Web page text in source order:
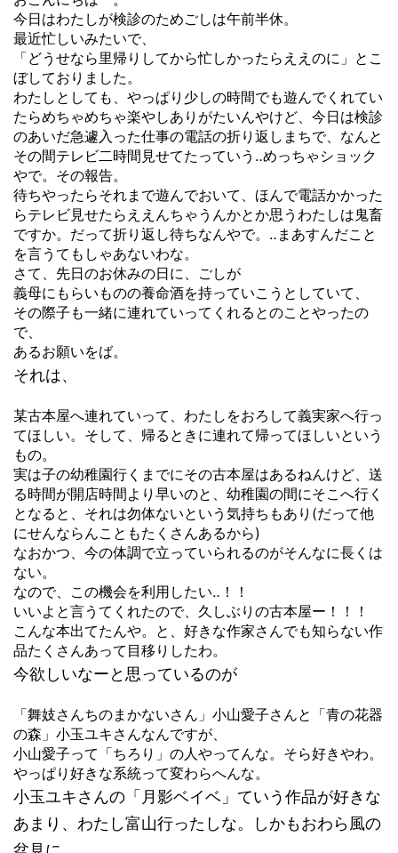
今日はわたしが検診のためごしは午前半休。
最近忙しいみたいで、
「どうせなら里帰りしてから忙しかったらええのに」とこ
ぼしておりました。
わたしとしても、やっぱり少しの時間でも遊んでくれてい
たらめちゃめちゃ楽やしありがたいんやけど、今日は検診
のあいだ急遽入った仕事の電話の折り返しまちで、なんと
その間テレビ二時間見せてたっていう‥めっちゃショック
やで。その報告。
待ちやったらそれまで遊んでおいて、ほんで電話かかった
らテレビ見せたらええんちゃうんかとか思うわたしは鬼畜
ですか。だって折り返し待ちなんやで。‥まあすんだこと
を言うてもしゃあないわな。
さて、先日のお休みの日に、ごしが
義母にもらいものの養命酒を持っていこうとしていて、
その際子も一緒に連れていってくれるとのことやったの
で、
あるお願いをば。
それは、
某古本屋へ連れていって、わたしをおろして義実家へ行っ
てほしい。そして、帰るときに連れて帰ってほしいという
もの。
実は子の幼稚園行くまでにその古本屋はあるねんけど、送
る時間が開店時間より早いのと、幼稚園の間にそこへ行く
となると、それは勿体ないという気持ちもあり(だって他
にせんならんこともたくさんあるから)
なおかつ、今の体調で立っていられるのがそんなに長くは
ない。
なので、この機会を利用したい‥！！
いいよと言うてくれたので、久しぶりの古本屋ー！！！
こんな本出てたんや。と、好きな作家さんでも知らない作
品たくさんあって目移りしたわ。
今欲しいなーと思っているのが
「舞妓さんちのまかないさん」小山愛子さんと「青の花器
の森」小玉ユキさんなんですが、
小山愛子って「ちろり」の人やってんな。そら好きやわ。
やっぱり好きな系統って変わらへんな。
小玉ユキさんの「月影ベイベ」ていう作品が好きな
あまり、わたし富山行ったしな。しかもおわら風の